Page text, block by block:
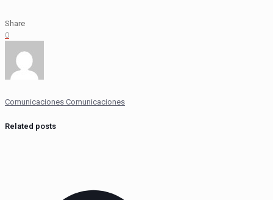
Share
0
Comunicaciones Comunicaciones
Related posts